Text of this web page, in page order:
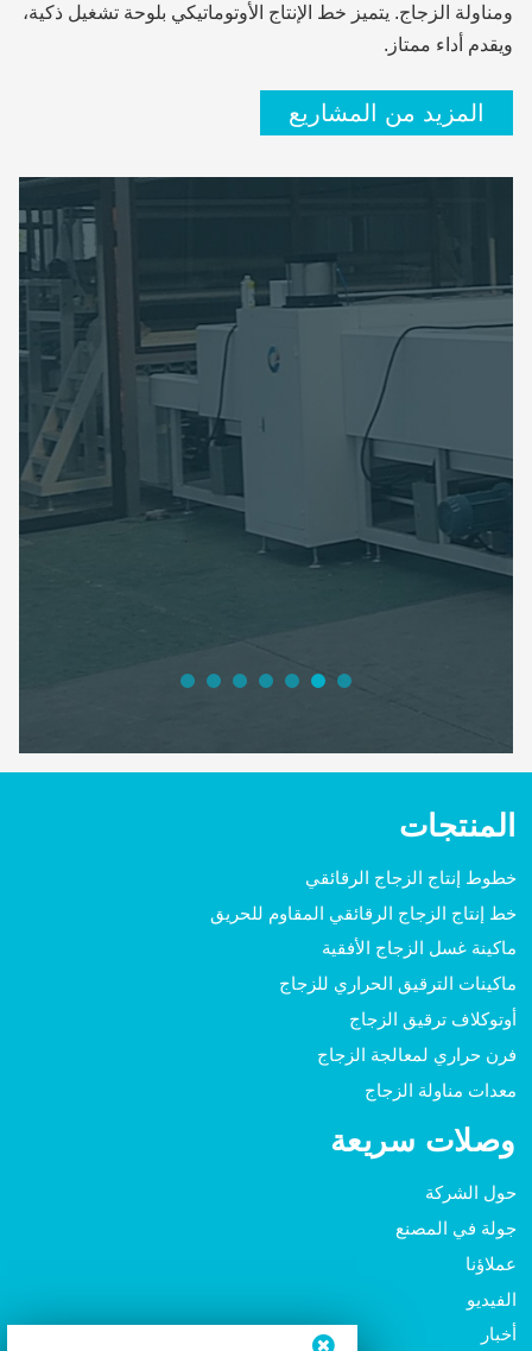
ومناولة الزجاج. يتميز خط الإنتاج الأوتوماتيكي بلوحة تشغيل ذكية،
ويقدم أداء ممتاز.
المزيد من المشاريع
المنتجات
خطوط إنتاج الزجاج الرقائقي
خط إنتاج الزجاج الرقائقي المقاوم للحريق
ماكينة غسل الزجاج الأفقية
ماكينات الترقيق الحراري للزجاج
أوتوكلاف ترقيق الزجاج
فرن حراري لمعالجة الزجاج
معدات مناولة الزجاج
وصلات سريعة
حول الشركة
جولة في المصنع
عملاؤنا
الفيديو
أخبار